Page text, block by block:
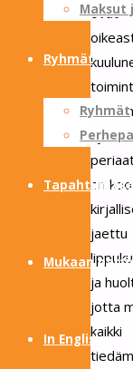
Maksut
Ryhmät
Ryhmät
Mukaan
In English
ovat
aina,
nyt
on
jaettu
ja
jotta
kaikki